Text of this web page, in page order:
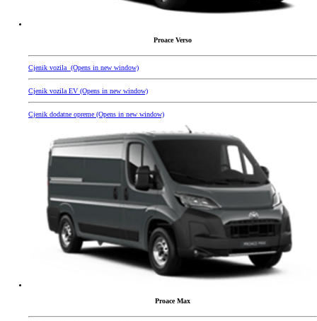
Proace Verso
Cjenik vozila (Opens in new window)
Cjenik vozila EV (Opens in new window)
Cjenik dodatne opreme (Opens in new window)
Proace Max